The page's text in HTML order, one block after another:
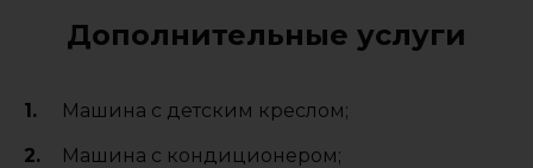
Дополнительные услуги
Машина с детским креслом;
Машина с кондиционером;